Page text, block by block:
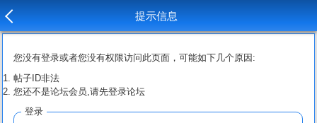
提示信息
您没有登录或者您没有权限访问此页面，可能如下几个原因:
帖子ID非法
您还不是论坛会员,请先登录论坛
登录